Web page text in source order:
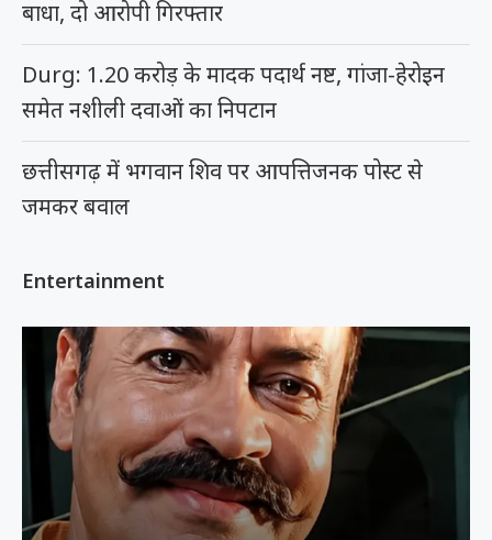
बाधा, दो आरोपी गिरफ्तार
Durg: 1.20 करोड़ के मादक पदार्थ नष्ट, गांजा-हेरोइन
समेत नशीली दवाओं का निपटान
छत्तीसगढ़ में भगवान शिव पर आपत्तिजनक पोस्ट से
जमकर बवाल
Entertainment